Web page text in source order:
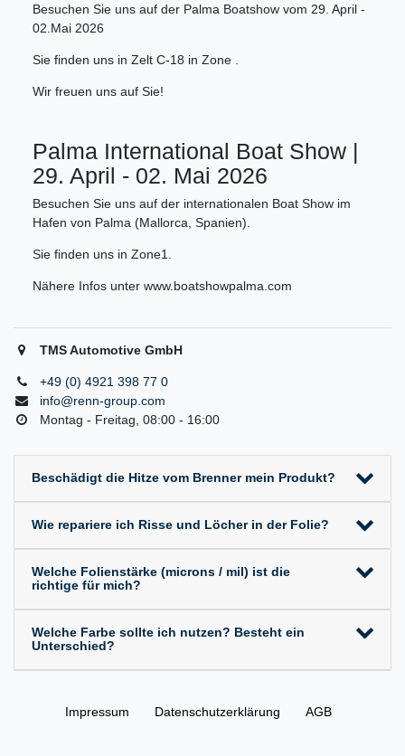
Besuchen Sie uns auf der Palma Boatshow vom 29. April -
02.Mai 2026
Sie finden uns in Zelt C-18 in Zone .
Wir freuen uns auf Sie!
Palma International Boat Show |
29. April - 02. Mai 2026
Besuchen Sie uns auf der internationalen Boat Show im
Hafen von Palma (Mallorca, Spanien).
Sie finden uns in Zone1.
Nähere Infos unter www.boatshowpalma.com
TMS Automotive GmbH
+49 (0) 4921 398 77 0
info@renn-group.com
Montag - Freitag, 08:00 - 16:00
Beschädigt die Hitze vom Brenner mein Produkt?
Wie repariere ich Risse und Löcher in der Folie?
Welche Folienstärke (microns / mil) ist die
richtige für mich?
Welche Farbe sollte ich nutzen? Besteht ein
Unterschied?
Impressum Daten­schutz­erklärung AGB